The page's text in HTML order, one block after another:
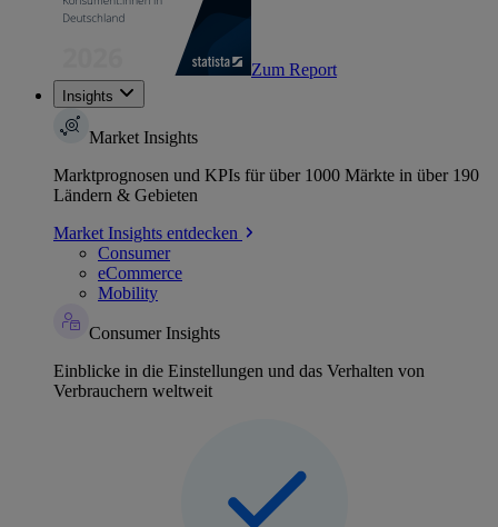
Zum Report
Insights
Market Insights
Marktprognosen und KPIs für über 1000 Märkte in über 190
Ländern & Gebieten
Market Insights entdecken
Consumer
eCommerce
Mobility
Consumer Insights
Einblicke in die Einstellungen und das Verhalten von
Verbrauchern weltweit